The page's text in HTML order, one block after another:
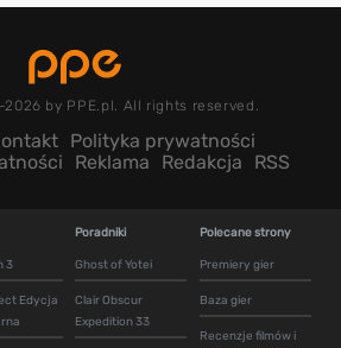
2026 by PPE.pl. All rights reserved.
Polityka prywatności
Reklama Redakcja RSS
3
Edycja
Poradniki
Ghost of Yotei
Clair Obscur
Expedition 33
Polecane strony
Premiery gier
Baza gier
Recenzje filmów i